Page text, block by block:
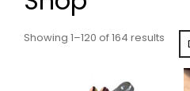
Showing 1–120 of 164 results